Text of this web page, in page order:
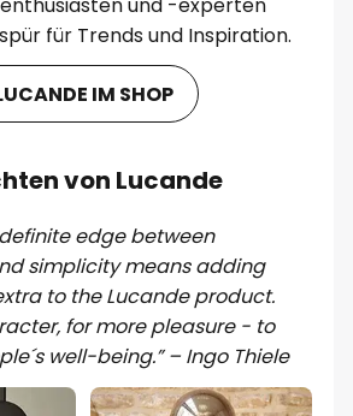
und -experten
für Trends und Inspiration.
IM SHOP
von Lucande
edge between
simplicity means adding
to the Lucande product.
for more pleasure - to
well-being.” – Ingo Thiele